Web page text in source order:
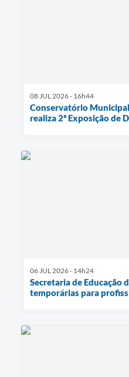
08 JUL 2026 - 16h44
Conservatório
realiza 2ª Exposição de
06 JUL 2026 - 14h24
Secretaria de Educação
temporárias para